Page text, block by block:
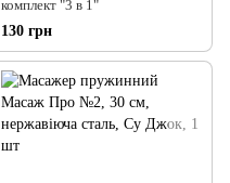
комплект "3 в 1"
130 грн